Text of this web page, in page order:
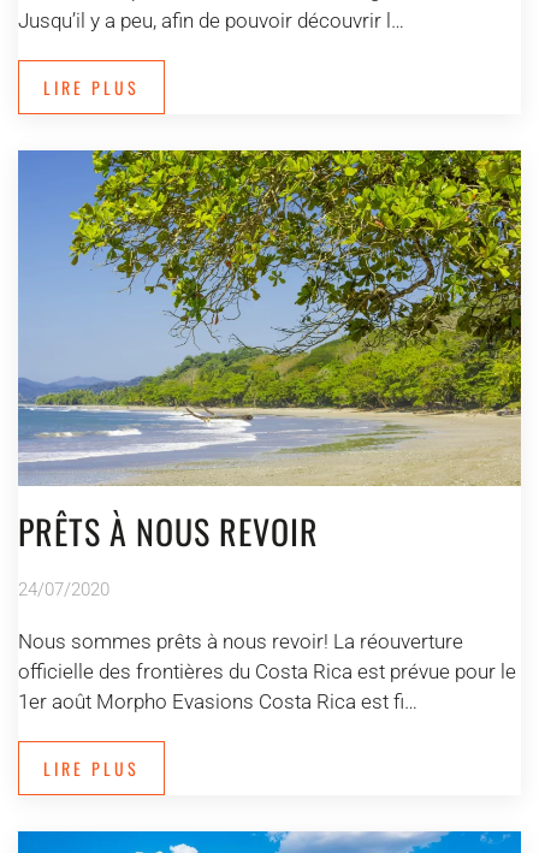
Jusqu’il y a peu, afin de pouvoir découvrir l…
LIRE PLUS
PRÊTS À NOUS REVOIR
24/07/2020
Nous sommes prêts à nous revoir! La réouverture
officielle des frontières du Costa Rica est prévue pour le
1er août Morpho Evasions Costa Rica est fi…
LIRE PLUS